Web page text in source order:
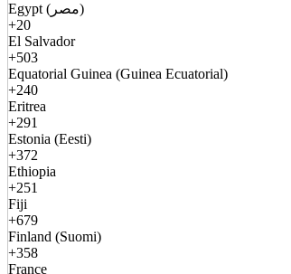
Egypt (مصر)
+20
El Salvador
+503
Equatorial Guinea (Guinea Ecuatorial)
+240
Eritrea
+291
Estonia (Eesti)
+372
Ethiopia
+251
Fiji
+679
Finland (Suomi)
+358
France